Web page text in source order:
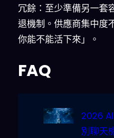
冗餘：至少準備另一套
退機制。供應商集中度
你能不能活下來」。
FAQ
2026
別聊天